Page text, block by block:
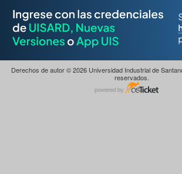
Derechos de autor © 2026 Universidad Industrial de
reservados.